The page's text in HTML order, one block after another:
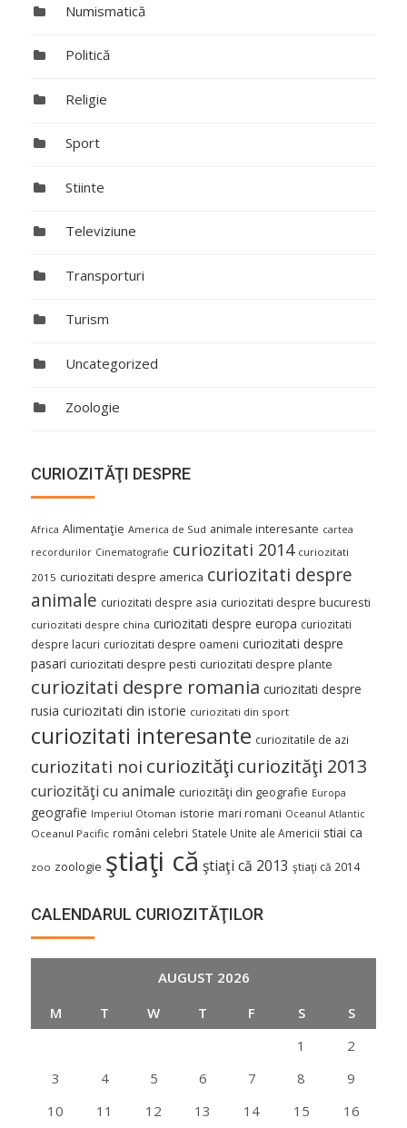
Numismatică
Politică
Religie
Sport
Stiinte
Televiziune
Transporturi
Turism
Uncategorized
Zoologie
CURIOZITĂŢI DESPRE
Africa Alimentaţie America de Sud animale interesante cartea
recordurilor Cinematografie curiozitati 2014 curiozitati
2015 curiozitati despre america curiozitati despre
animale curiozitati despre asia curiozitati despre bucuresti
curiozitati despre china curiozitati despre europa curiozitati
despre lacuri curiozitati despre oameni curiozitati despre
pasari curiozitati despre pesti curiozitati despre plante
curiozitati despre romania curiozitati despre
rusia curiozitati din istorie curiozitati din sport
curiozitati interesante curiozitatile de azi
curiozitati noi curiozităţi curiozităţi 2013
curiozităţi cu animale curiozităţi din geografie Europa
geografie Imperiul Otoman istorie mari romani Oceanul Atlantic
Oceanul Pacific români celebri Statele Unite ale Americii stiai ca
zoo zoologie ştiaţi că ştiaţi că 2013 ştiaţi că 2014
CALENDARUL CURIOZITĂŢILOR
AUGUST 2026
M
T W T F S
S
1
2
3
4 5 6 7 8
9
10
11 12 13 14 15 16